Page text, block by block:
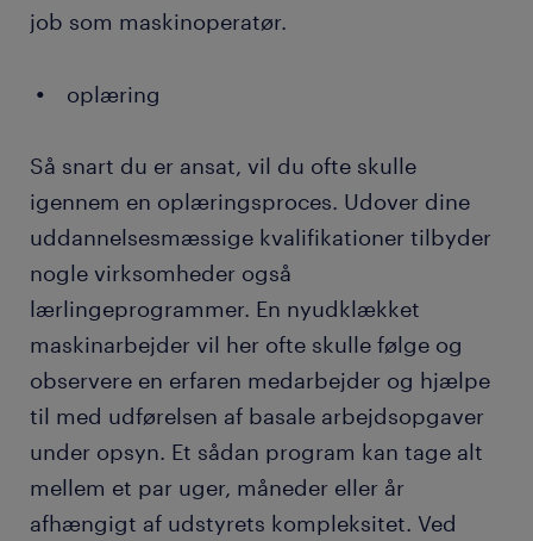
job som maskinoperatør.
oplæring
Så snart du er ansat, vil du ofte skulle
igennem en oplæringsproces. Udover dine
uddannelsesmæssige kvalifikationer tilbyder
nogle virksomheder også
lærlingeprogrammer. En nyudklækket
maskinarbejder vil her ofte skulle følge og
observere en erfaren medarbejder og hjælpe
til med udførelsen af basale arbejdsopgaver
under opsyn. Et sådan program kan tage alt
mellem et par uger, måneder eller år
afhængigt af udstyrets kompleksitet. Ved